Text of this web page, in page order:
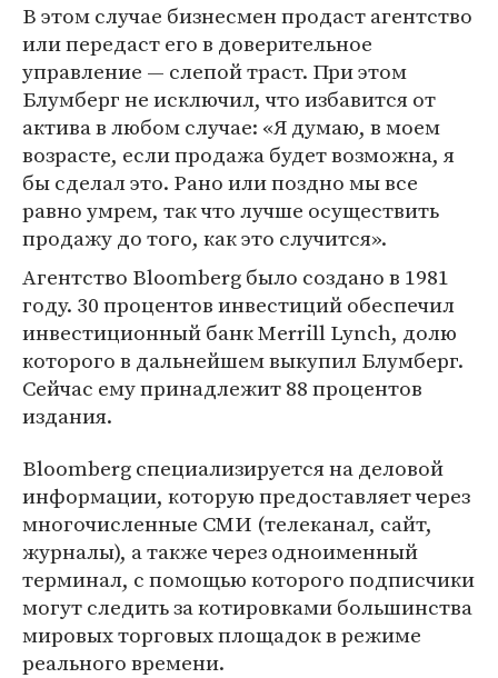
В этом случае бизнесмен продаст агентство
или передаст его в доверительное
управление — слепой траст. При этом
Блумберг не исключил, что избавится от
актива в любом случае: «Я думаю, в моем
возрасте, если продажа будет возможна, я
бы сделал это. Рано или поздно мы все
равно умрем, так что лучше осуществить
продажу до того, как это случится».
Агентство Bloomberg было создано в 1981
году. 30 процентов инвестиций обеспечил
инвестиционный банк Merrill Lynch, долю
которого в дальнейшем выкупил Блумберг.
Сейчас ему принадлежит 88 процентов
издания.
Bloomberg специализируется на деловой
информации, которую предоставляет через
многочисленные СМИ (телеканал, сайт,
журналы), а также через одноименный
терминал, с помощью которого подписчики
могут следить за котировками большинства
мировых торговых площадок в режиме
реального времени.